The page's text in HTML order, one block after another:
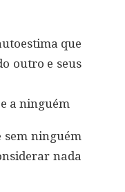
que
outro e seus
a ninguém
sem ninguém
nada